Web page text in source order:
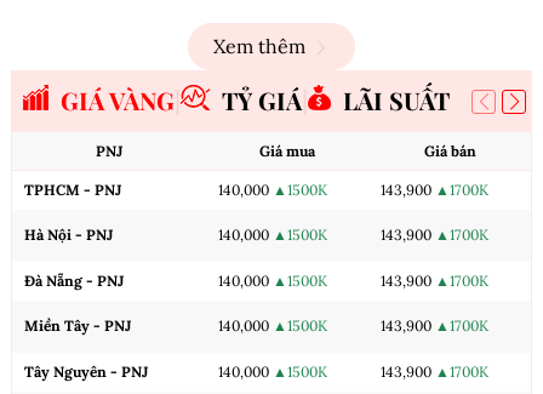
Xem thêm
GIÁ VÀNG TỶ GIÁ LÃI SUẤT
PNJ Giá mua Giá bán
TPHCM - PNJ 140,000 ▲1500K 143,900 ▲1700K
Hà Nội - PNJ 140,000 ▲1500K 143,900 ▲1700K
Đà Nẵng - PNJ 140,000 ▲1500K 143,900 ▲1700K
Miền Tây - PNJ 140,000 ▲1500K 143,900 ▲1700K
Tây Nguyên - PNJ 140,000 ▲1500K 143,900 ▲1700K